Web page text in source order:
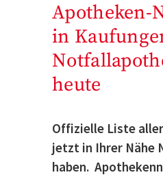
Apotheken-
in
heute
Offizielle Liste
jetzt in Ihrer Nähe
haben.